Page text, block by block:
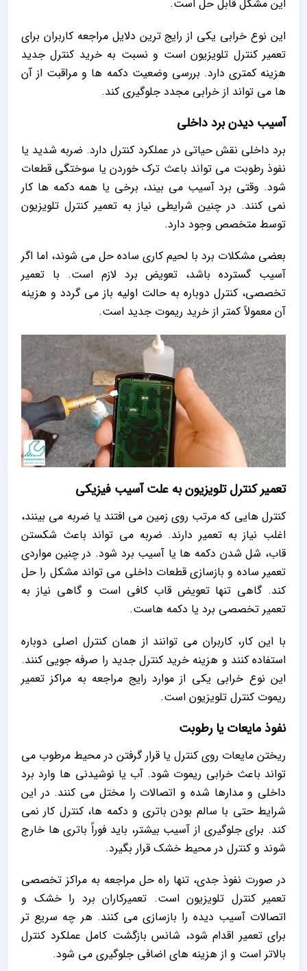
این مشکل قابل حل است.
این نوع خرابی یکی از رایج‌ ترین دلایل مراجعه کاربران برای
تعمیر کنترل تلویزیون است و نسبت به خرید کنترل جدید
هزینه کمتری دارد. بررسی وضعیت دکمه‌ ها و مراقبت از آن‌
ها می‌ تواند از خرابی مجدد جلوگیری کند.
آسیب دیدن برد داخلی
برد داخلی نقش حیاتی در عملکرد کنترل دارد. ضربه شدید یا
نفوذ رطوبت می‌ تواند باعث ترک خوردن یا سوختگی قطعات
شود. وقتی برد آسیب می‌ بیند، برخی یا همه دکمه‌ ها کار
نمی‌ کنند. در چنین شرایطی نیاز به تعمیر کنترل تلویزیون
توسط متخصص وجود دارد.
بعضی مشکلات برد با لحیم‌ کاری ساده حل می‌ شوند، اما اگر
آسیب گسترده باشد، تعویض برد لازم است. با تعمیر
تخصصی، کنترل دوباره به حالت اولیه باز می‌ گردد و هزینه
آن معمولاً کمتر از خرید ریموت جدید است.
تعمیر کنترل تلویزیون به علت آسیب فیزیکی
کنترل‌ هایی که مرتب روی زمین می‌ افتند یا ضربه می‌ بینند،
اغلب نیاز به تعمیر دارند. ضربه می‌ تواند باعث شکستن
قاب، شل شدن دکمه‌ ها یا آسیب برد شود. در چنین مواردی
تعمیر ساده و بازسازی قطعات داخلی می‌ تواند مشکل را حل
کند. گاهی تنها تعویض قاب کافی است و گاهی نیاز به
تعمیر تخصصی برد یا دکمه‌ هاست.
با این کار، کاربران می‌ توانند از همان کنترل اصلی دوباره
استفاده کنند و هزینه خرید کنترل جدید را صرفه‌ جویی کنند.
این نوع خرابی یکی از موارد رایج مراجعه به مراکز تعمیر
ریموت کنترل تلویزیون است.
نفوذ مایعات یا رطوبت
ریختن مایعات روی کنترل یا قرار گرفتن در محیط مرطوب می‌
تواند باعث خرابی ریموت شود. آب یا نوشیدنی‌ ها وارد برد
داخلی و مدارها شده و اتصالات را مختل می‌ کنند. در این
شرایط حتی با سالم بودن باتری و دکمه‌ ها، کنترل کار نمی‌
کند. برای جلوگیری از آسیب بیشتر، باید فوراً باتری‌ ها خارج
شوند و کنترل در محیط خشک قرار بگیرد.
در صورت نفوذ جدی، تنها راه حل مراجعه به مراکز تخصصی
تعمیر کنترل تلویزیون است. تعمیرکاران برد را خشک و
اتصالات آسیب‌ دیده را بازسازی می‌ کنند. هر چه سریع‌ تر
برای تعمیر اقدام شود، شانس بازگشت کامل عملکرد کنترل
بالاتر است و از هزینه‌ های اضافی جلوگیری می‌ شود.